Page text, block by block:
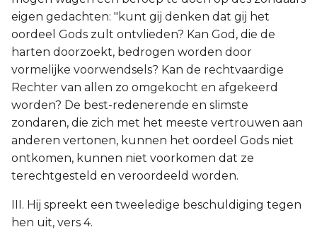
eigen gedachten: "kunt gij denken dat gij het
oordeel Gods zult ontvlieden? Kan God, die de
harten doorzoekt, bedrogen worden door
vormelijke voorwendsels? Kan de rechtvaardige
Rechter van allen zo omgekocht en afgekeerd
worden? De best-redenerende en slimste
zondaren, die zich met het meeste vertrouwen aan
anderen vertonen, kunnen het oordeel Gods niet
ontkomen, kunnen niet voorkomen dat ze
terechtgesteld en veroordeeld worden.
III. Hij spreekt een tweeledige beschuldiging tegen
hen uit, vers 4.